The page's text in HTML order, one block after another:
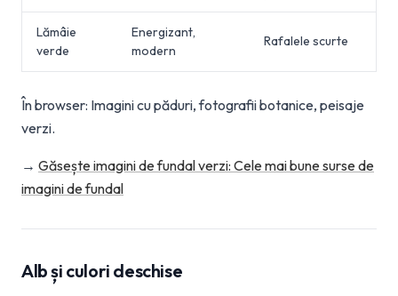
Lămâie
verde
Energizant,
modern
Rafalele scurte
În browser: Imagini cu păduri, fotografii botanice, peisaje
verzi.
→ Găsește imagini de fundal verzi: Cele mai bune surse de
imagini de fundal
Alb și culori deschise